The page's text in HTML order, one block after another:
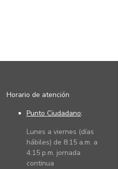
Horario de atención
Punto Ciudadano:
Lunes a viernes (días
hábiles) de 8:15 a.m. a
4:15 p.m. jornada
continua